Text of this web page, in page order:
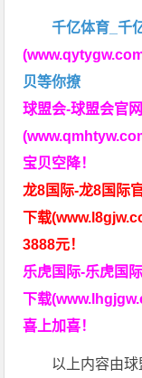
千亿体育_千
贝等你撩
球盟会-球盟会官
宝贝空降！
龙8国际-龙8国际
下载
3888元！
乐虎国际-乐虎国
下载
喜上加喜！
以上内容由球